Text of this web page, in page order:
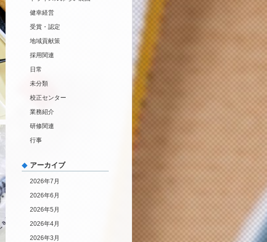
健幸経営
受賞・認定
地域貢献策
採用関連
日常
未分類
校正センター
業務紹介
研修関連
行事
アーカイブ
2026年7月
2026年6月
2026年5月
2026年4月
2026年3月